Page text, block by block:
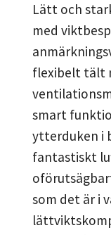
Lätt och
med
flexibelt tält
smart
ytterduken i
fantastiskt
som det är i